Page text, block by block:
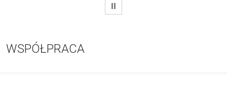
WSTRZYMAJ
WSPÓŁPRACA